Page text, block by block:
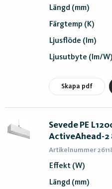
Längd (mm)
Färgtemp (K)
Ljusflöde (lm)
Ljusutbyte (lm/W)
Skapa pdf
Sevede PE
ActiveAhead-2
Artikelnummer
Effekt (W)
Längd (mm)